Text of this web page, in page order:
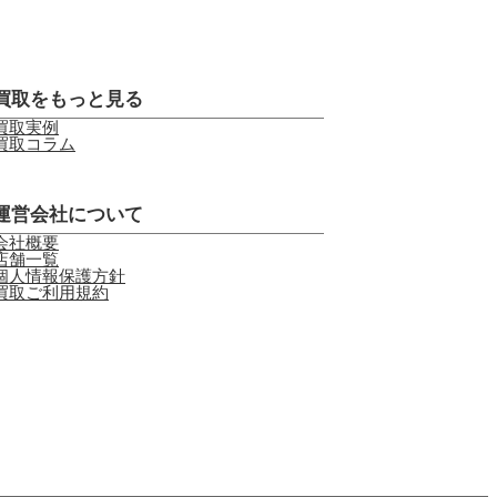
取をもっと見る
取実例
取コラム
営会社について
社概要
舗一覧
人情報保護方針
取ご利用規約